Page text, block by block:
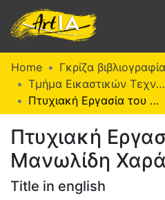
Communities
Collections
Browse ArtIA
Statistics
Home Γκρίζα βιβλιογραφία
Τμήμα Εικαστικών Τεχνών (Π. Ε.)
Πτυχιακή Εργασία του Μανωλίδη Χαράλαμπου
Πτυχιακή
Μανωλίδη
Title in english